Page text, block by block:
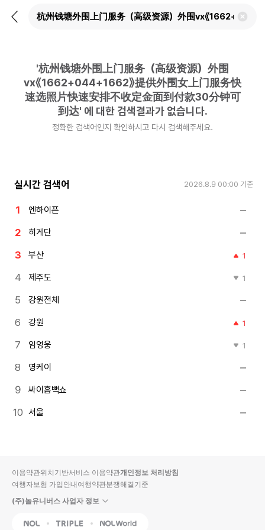
뒤
검
'杭州钱塘外围上门服务（高级资源）外围
vx《1662+044+1662》提供外围女上门服务快
速选照片快速安排不收定金面到付款30分钟可
到达' 에 대한 검색결과가 없습니다.
정확한 검색어인지 확인하시고 다시 검색해주세요.
실시간 검색어 2026.8.9 00:00 기준
엔하이픈
히게단
부산 1
제주도 1
강원전체
강원 1
임영웅 1
영케이
싸이흠뻑쇼
서울
이용약관위치기반서비스 이용약관개인정보 처리방침
여행자보험 가입안내여행약관분쟁해결기준
(주)놀유니버스 사업자 정보
NOL Triple Interpark Global